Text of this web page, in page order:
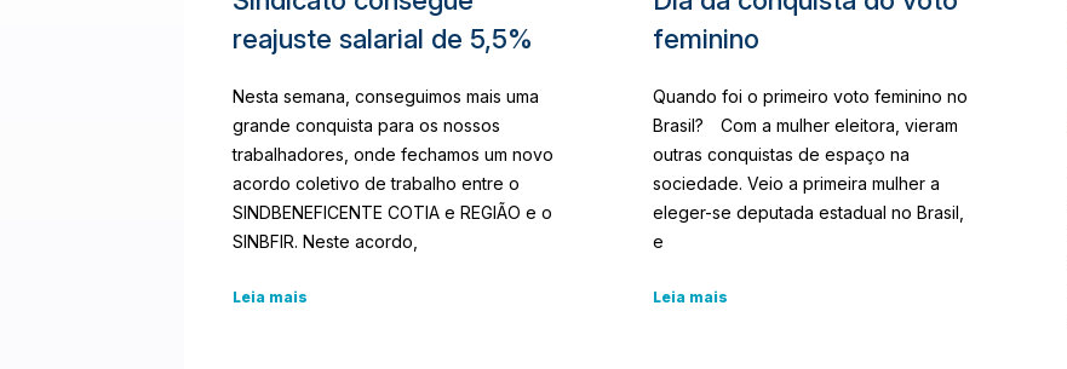
reajuste salarial de 5,5%
Nesta semana, conseguimos mais uma
grande conquista para os nossos
trabalhadores, onde fechamos um novo
acordo coletivo de trabalho entre o
SINDBENEFICENTE COTIA e REGIÃO e o
SINBFIR. Neste acordo,
Leia mais
feminino
Quando foi o primeiro voto feminino no
Brasil?⠀ Com a mulher eleitora, vieram
outras conquistas de espaço na
sociedade. Veio a primeira mulher a
eleger-se deputada estadual no Brasil,
e
Leia mais